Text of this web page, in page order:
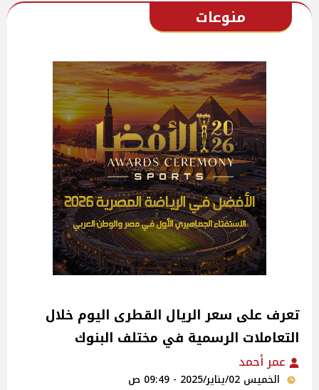
منوعات
تعرف على سعر الريال القطرى اليوم خلال
التعاملات الرسمية في مختلف البنوك
عمر أحمد
الخميس 02/يناير/2025 - 09:49 ص